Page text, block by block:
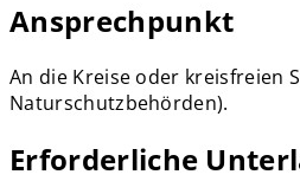
Ansprechpunkt
An die Kreise oder kreisfreien
Naturschutzbehörden).
Erforderliche